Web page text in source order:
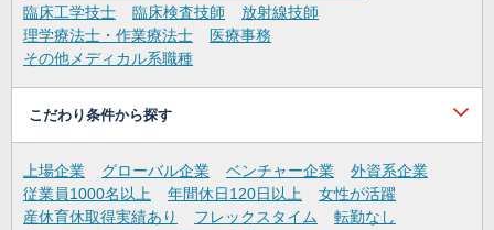
臨床工学技士
臨床検査技師
放射線技師
理学療法士・作業療法士
医療事務
その他メディカル系職種
こだわり条件から探す
上場企業 グローバル企業 ベンチャー企業
外資系企業
従業員1000名以上
年間休日120日以上
女性が活躍
産休育休取得実績あり
フレックスタイム
転勤なし